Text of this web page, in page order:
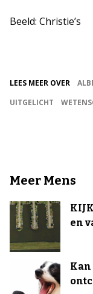
Beeld: Christie’s
LEES MEER OVER
UITGELICHT
Meer Mens
en